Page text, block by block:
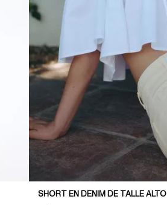
SHORT EN DENIM DE TALLE ALTO